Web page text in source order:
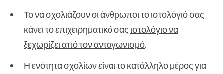
Το να σχολιάζουν οι άνθρωποι το ιστολόγιό σας
κάνει το επιχειρηματικό σας ιστολόγιο να
ξεχωρίζει από τον ανταγωνισμό.
Η ενότητα σχολίων είναι το κατάλληλο μέρος για